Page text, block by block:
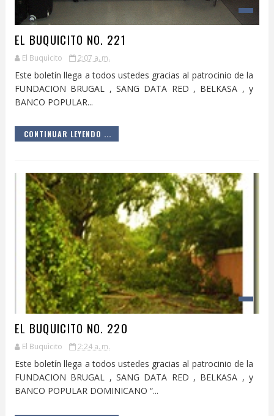
EL BUQUICITO NO. 221
El Buquìcito 2:07 a. m.
Este boletín llega a todos ustedes gracias al patrocinio de la
FUNDACION BRUGAL , SANG DATA RED , BELKASA , y
BANCO POPULAR...
CONTINUAR LEYENDO ...
EL BUQUICITO NO. 220
El Buquìcito 2:24 a. m.
Este boletín llega a todos ustedes gracias al patrocinio de la
FUNDACION BRUGAL , SANG DATA RED , BELKASA , y
BANCO POPULAR DOMINICANO “...